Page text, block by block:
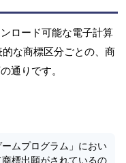
ロード可能な電子計算
な商標区分ごとの、商
通りです。
ムプログラム」におい
標出願がされているの